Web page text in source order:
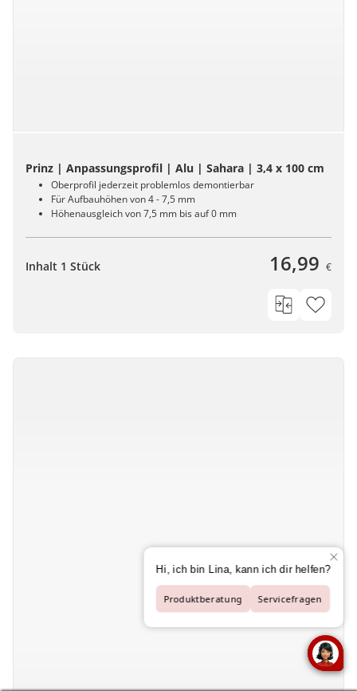
Prinz | Anpassungsprofil | Alu | Sahara | 3,4 x 100 cm
Oberprofil jederzeit problemlos demontierbar
Für Aufbauhöhen von 4 - 7,5 mm
Höhenausgleich von 7,5 mm bis auf 0 mm
Inhalt 1 Stück 16,99 €